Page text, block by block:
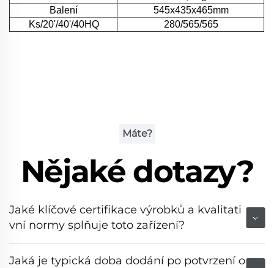
Balení
545x435x465mm
Ks/20'/40'/40HQ
280/565/565
Máte?
Nějaké dotazy?
Jaké klíčové certifikace výrobků a kvalitati
vní normy splňuje toto zařízení?
Jaká je typická doba dodání po potvrzení o